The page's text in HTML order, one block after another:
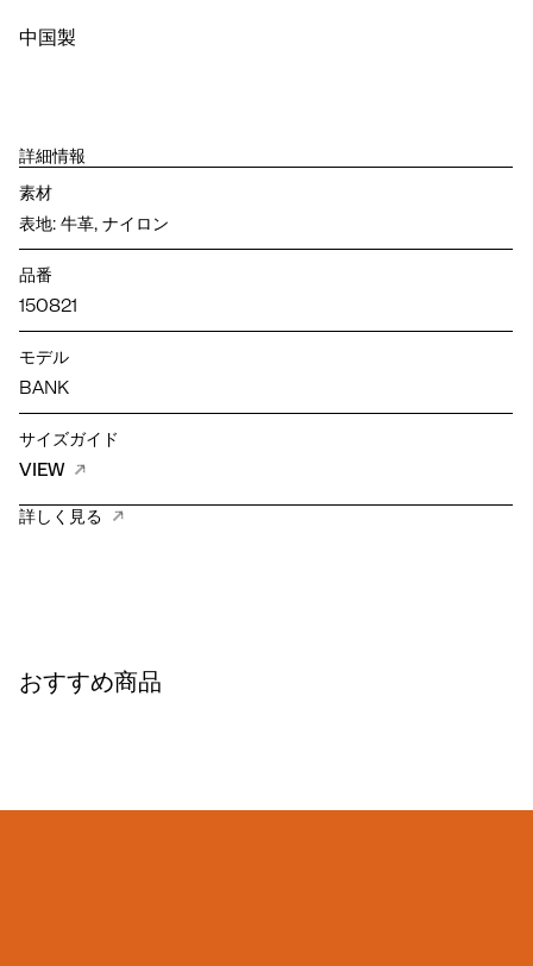
中国製
詳細情報
素材
表地: 牛革, ナイロン
品番
150821
モデル
BANK
サイズガイド
VIEW
詳しく見る
おすすめ商品